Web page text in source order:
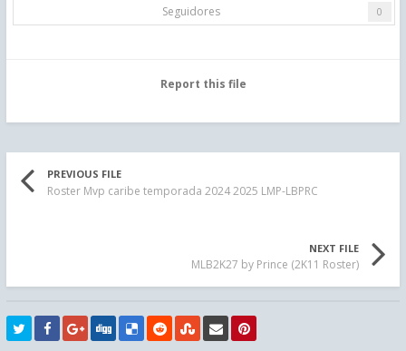
Seguidores 0
Report this file
PREVIOUS FILE
Roster Mvp caribe temporada 2024 2025 LMP-LBPRC
NEXT FILE
MLB2K27 by Prince (2K11 Roster)